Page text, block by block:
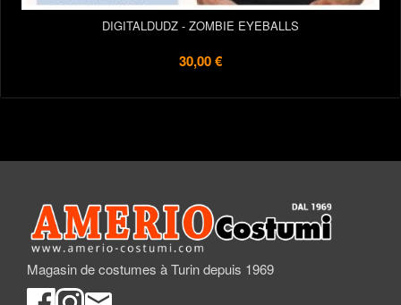
DIGITALDUDZ - ZOMBIE EYEBALLS
30,00 €
Magasin de costumes à Turin depuis 1969